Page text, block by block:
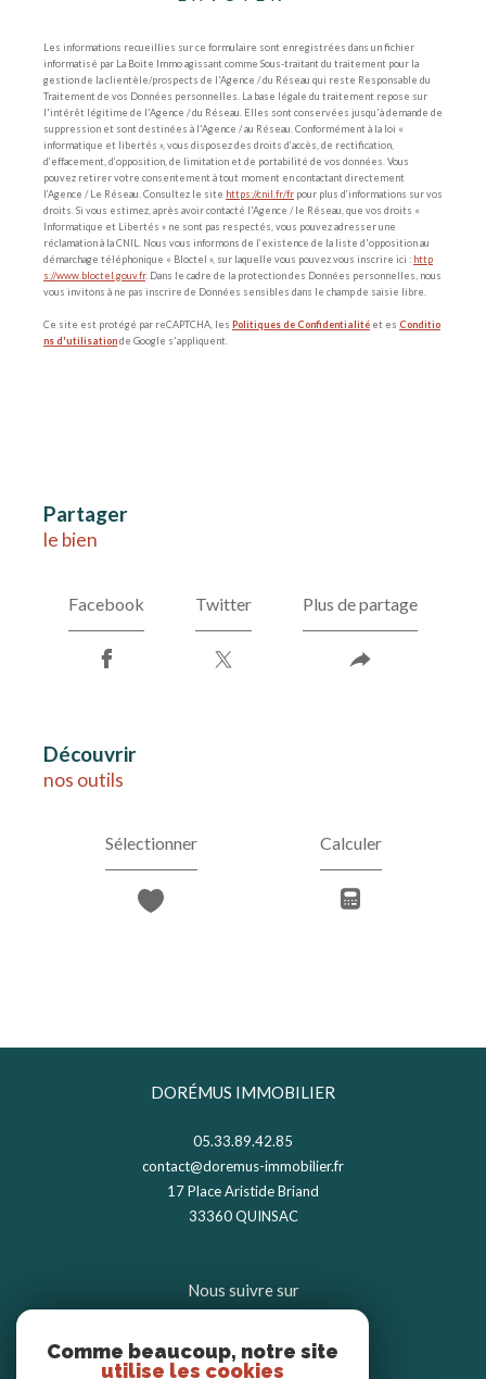
Les informations recueillies sur ce formulaire sont enregistrées dans un fichier
informatisé par La Boite Immo agissant comme Sous-traitant du traitement pour la
gestion de la clientèle/prospects de l'Agence / du Réseau qui reste Responsable du
Traitement de vos Données personnelles. La base légale du traitement repose sur
l'intérêt légitime de l'Agence / du Réseau. Elles sont conservées jusqu'à demande de
suppression et sont destinées à l'Agence / au Réseau. Conformément à la loi «
informatique et libertés », vous disposez des droits d’accès, de rectification,
d’effacement, d’opposition, de limitation et de portabilité de vos données. Vous
pouvez retirer votre consentement à tout moment en contactant directement
l’Agence / Le Réseau. Consultez le site https://cnil.fr/fr pour plus d’informations sur vos
droits. Si vous estimez, après avoir contacté l'Agence / le Réseau, que vos droits «
Informatique et Libertés » ne sont pas respectés, vous pouvez adresser une
réclamation à la CNIL. Nous vous informons de l’existence de la liste d'opposition au
démarchage téléphonique « Bloctel », sur laquelle vous pouvez vous inscrire ici : http
s://www.bloctel.gouv.fr. Dans le cadre de la protection des Données personnelles, nous
vous invitons à ne pas inscrire de Données sensibles dans le champ de saisie libre.
Ce site est protégé par reCAPTCHA, les Politiques de Confidentialité et es Conditio
ns d'utilisationde Google s'appliquent.
partager
le bien
Facebook Twitter Plus de partage
découvrir
nos outils
Sélectionner Calculer
DORÉMUS IMMOBILIER
05.33.89.42.85
contact@doremus-immobilier.fr
17 Place Aristide Briand
33360
QUINSAC
Nous suivre sur
Comme beaucoup, notre site
utilise les cookies